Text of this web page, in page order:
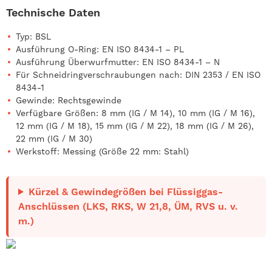
Technische Daten
Typ: BSL
Ausführung O-Ring: EN ISO 8434-1 – PL
Ausführung Überwurfmutter: EN ISO 8434-1 – N
Für Schneidringverschraubungen nach: DIN 2353 / EN ISO
8434-1
Gewinde: Rechtsgewinde
Verfügbare Größen: 8 mm (IG / M 14), 10 mm (IG / M 16),
12 mm (IG / M 18), 15 mm (IG / M 22), 18 mm (IG / M 26),
22 mm (IG / M 30)
Werkstoff: Messing (Größe 22 mm: Stahl)
Kürzel & Gewindegrößen bei Flüssiggas-
Anschlüssen (LKS, RKS, W 21,8, ÜM, RVS u. v.
m.)